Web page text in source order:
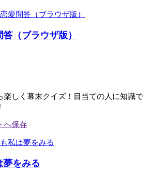
（ブラウザ版）
楽しく幕末クイズ！目当ての人に知識で
夢をみる